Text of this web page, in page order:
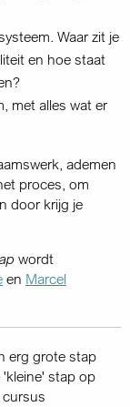
Waar zit je
en hoe staat
met alles wat er
ademen
proces, om
door krijg je
wordt
en Marcel
erg grote stap
stap op